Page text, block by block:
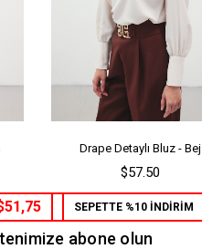
Drape Detaylı Bluz - Bej
$57.50
SEPETTE %10 İNDİRİM
abone olun